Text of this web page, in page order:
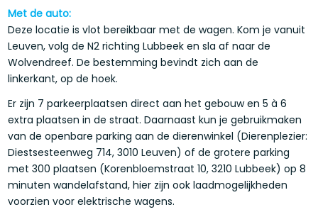
Met de auto:
Deze locatie is vlot bereikbaar met de wagen. Kom je vanuit
Leuven, volg de N2 richting Lubbeek en sla af naar de
Wolvendreef. De bestemming bevindt zich aan de
linkerkant, op de hoek.
Er zijn 7 parkeerplaatsen direct aan het gebouw en 5 à 6
extra plaatsen in de straat. Daarnaast kun je gebruikmaken
van de openbare parking aan de dierenwinkel (Dierenplezier:
Diestsesteenweg 714, 3010 Leuven) of de grotere parking
met 300 plaatsen (Korenbloemstraat 10, 3210 Lubbeek) op 8
minuten wandelafstand, hier zijn ook laadmogelijkheden
voorzien voor elektrische wagens.